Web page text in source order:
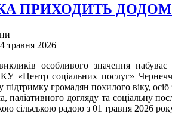
ПРИХОДИТЬ
травня 2026
особливого значення
КУ «Центр соціальних послуг»
підтримку громадян похилого віку,
паліативного догляду та соціальну
сільською радою з 01 травня 2026